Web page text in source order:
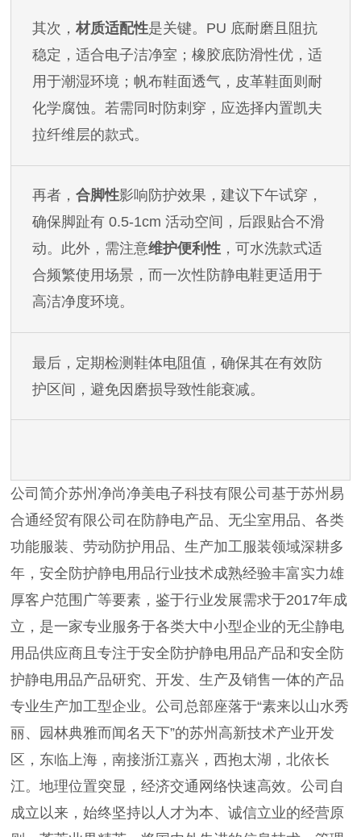
其次， 材质适配性是关键。 PU 底耐磨且阻抗
稳定，适合电子洁净室；橡胶底防滑性优，适
用于潮湿环境；帆布鞋面透气，皮革鞋面则耐
化学腐蚀。若需同时防刺穿，应选择内置凯夫
拉纤维层的款式。
再者， 合脚性影响防护效果，建议下午试穿，
确保脚趾有0.5-1cm 活动空间，后跟贴合不滑
动。此外，需注意维护便利性，可水洗款式适
合频繁使用场景，而一次性防静电鞋更适用于
高洁净度环境。
最后，定期检测鞋体电阻值，确保其在有效防
护区间，避免因磨损导致性能衰减。
公司简介苏州净尚净美电子科技有限公司基于苏州易
合通经贸有限公司在防静电产品、无尘室用品、各类
功能服装、劳动防护用品、生产加工服装领域深耕多
年，安全防护静电用品行业技术成熟经验丰富实力雄
厚客户范围广等要素，鉴于行业发展需求于2017年成
立，是一家专业服务于各类大中小型企业的无尘静电
用品供应商且专注于安全防护静电用品产品和安全防
护静电用品产品研究、开发、生产及销售一体的产品
专业生产加工型企业。公司总部座落于“素来以山水秀
丽、园林典雅而闻名天下”的苏州高新技术产业开发
区，东临上海，南接浙江嘉兴，西抱太湖，北依长
江。地理位置突显，经济交通网络快速高效。公司自
成立以来，始终坚持以人才为本、诚信立业的经营原